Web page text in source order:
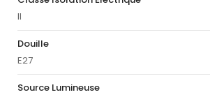
II
Douille
E27
Source Lumineuse